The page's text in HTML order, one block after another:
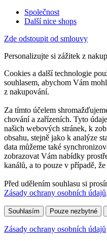
Společnost
Další nice shops
Zde odstoupit od smlouvy
Personalizujte si zážitek z
Cookies a další technologie
souhlasem, abychom Vám
z nakupování.
Za tímto účelem
chování a zařízeních. Tyto
našich webových stránek, k
obsahu, stejně jako k analýze
data můžeme také
zobrazovat Vám nabídky
kanálů, a to pouze v případě,
Před udělením souhlasu si
Zásady ochrany osobních údajů.
Souhlasím Pouze nezbytné
Zásady ochrany osobních údajů